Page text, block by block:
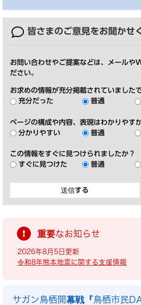
皆さまのご意見をお聞かせ
お問い合わせやご提案などは、メールや
ださい。
お求めの情報が充分掲載されていました
充分だった
普通
ページの構成や内容、表現はわかりやす
分かりやすい
普通
この情報をすぐに見つけられましたか？
すぐに見つけた
普通
重要なお知らせ
2026年8月5日更新
令和8年熊本地震に関する支援情報
サガン鳥栖開幕戦『鳥栖市民